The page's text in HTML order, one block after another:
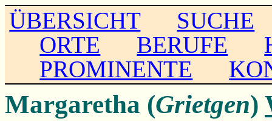
ÜBERSICHT
SUCHE
ORTE
BERUFE
PROMINENTE
Margaretha (Grietgen)